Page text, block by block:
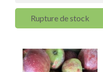
Rupture de stock